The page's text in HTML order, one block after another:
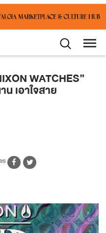
WATCHES”
เอาใจสาย